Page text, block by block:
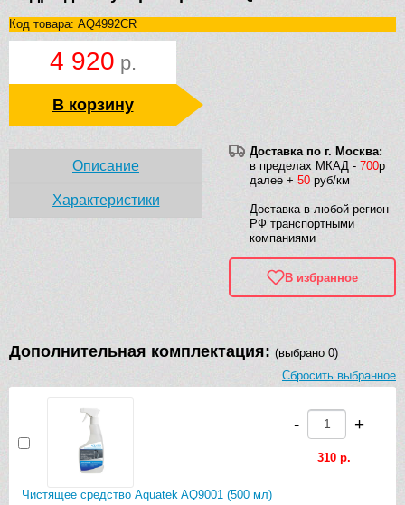
Код товара: AQ4992CR
4 920 р.
В корзину
Доставка по г. Москва:
в пределах МКАД - 700р
далее + 50 руб/км
Доставка в любой регион
РФ транспортными
компаниями
В избранное
Описание
Характеристики
Дополнительная комплектация: (выбрано 0)
Сбросить выбранное
Чистящее средство Aquatek AQ9001 (500 мл)
- +
310 р.